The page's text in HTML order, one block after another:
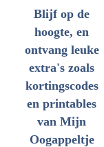
Blijf op de
hoogte, en
ontvang leuke
extra's zoals
kortingscodes
en printables
van Mijn
Oogappeltje